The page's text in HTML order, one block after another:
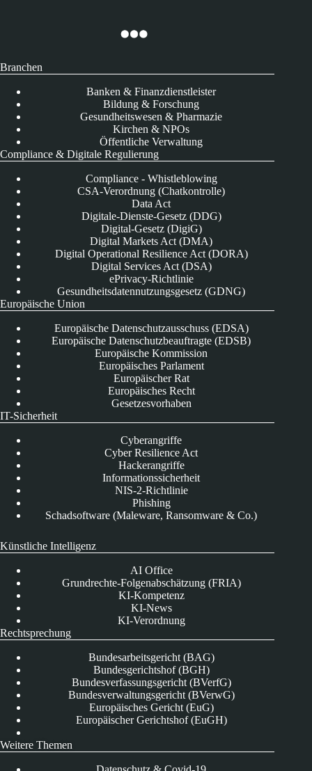
Branchen
Banken & Finanzdienstleister
Bildung & Forschung
Gesundheitswesen & Pharmazie
Kirchen & NPOs
Öffentliche Verwaltung
Compliance & Digitale Regulierung
Compliance - Whistleblowing
CSA-Verordnung (Chatkontrolle)
Data Act
Digitale-Dienste-Gesetz (DDG)
Digital-Gesetz (DigiG)
Digital Markets Act (DMA)
Digital Operational Resilience Act (DORA)
Digital Services Act (DSA)
ePrivacy-Richtlinie
Gesundheitsdatennutzungsgesetz (GDNG)
Europäische Union
Europäische Datenschutzausschuss (EDSA)
Europäische Datenschutzbeauftragte (EDSB)
Europäische Kommission
Europäisches Parlament
Europäischer Rat
Europäisches Recht
Gesetzesvorhaben
IT-Sicherheit
Cyberangriffe
Cyber Resilience Act
Hackerangriffe
Informationssicherheit
NIS-2-Richtlinie
Phishing
Schadsoftware (Maleware, Ransomware & Co.)
Künstliche Intelligenz
AI Office
Grundrechte-Folgenabschätzung (FRIA)
KI-Kompetenz
KI-News
KI-Verordnung
Rechtsprechung
Bundesarbeitsgericht (BAG)
Bundesgerichtshof (BGH)
Bundesverfassungsgericht (BVerfG)
Bundesverwaltungsgericht (BVerwG)
Europäisches Gericht (EuG)
Europäischer Gerichtshof (EuGH)
Weitere Themen